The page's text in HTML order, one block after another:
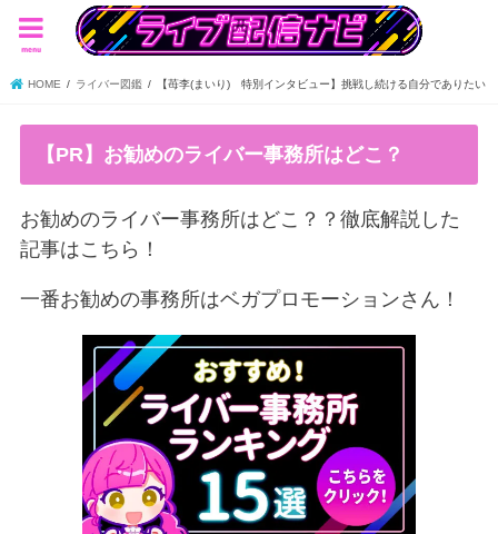
menu
HOME ライバー図鑑 【苺李(まいり) 特別インタビュー】挑戦し続ける自分でありたい
【PR】お勧めのライバー事務所はどこ？
お勧めのライバー事務所はどこ？？徹底解説した
記事はこちら！
一番お勧めの事務所はベガプロモーションさん！